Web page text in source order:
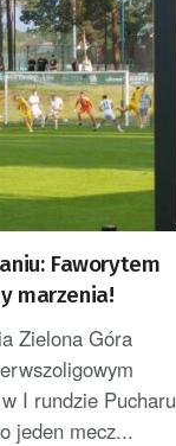
Faworytem
marzenia!
Zielona Góra
I rundzie Pucharu
jeden mecz...